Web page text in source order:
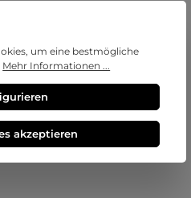
um eine bestmögliche
Mehr Informationen ...
akzeptieren